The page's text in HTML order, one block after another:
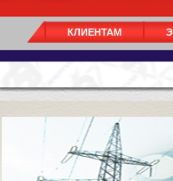
КЛИЕНТАМ